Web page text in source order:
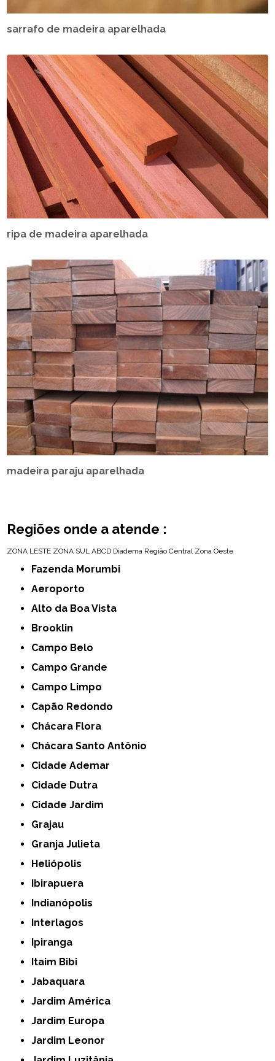
sarrafo de madeira aparelhada
ripa de madeira aparelhada
madeira paraju aparelhada
Regiões onde a atende :
ZONA LESTE ZONA SUL ABCD Diadema Região Central Zona Oeste
Fazenda Morumbi
Aeroporto
Alto da Boa Vista
Brooklin
Campo Belo
Campo Grande
Campo Limpo
Capão Redondo
Chácara Flora
Chácara Santo Antônio
Cidade Ademar
Cidade Dutra
Cidade Jardim
Grajau
Granja Julieta
Heliópolis
Ibirapuera
Indianópolis
Interlagos
Ipiranga
Itaim Bibi
Jabaquara
Jardim América
Jardim Europa
Jardim Leonor